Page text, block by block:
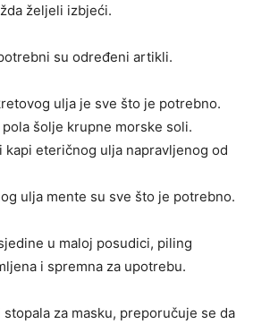
željeli izbjeći.
su određeni artikli.
ulja je sve što je potrebno.
šolje krupne morske soli.
kapi eteričnog ulja napravljenog od
ulja mente su sve što je potrebno.
u maloj posudici, piling
i spremna za upotrebu.
za masku, preporučuje se da